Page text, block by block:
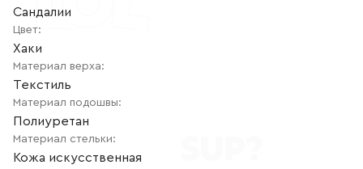
Сандалии
Цвет:
Хаки
Материал верха:
Текстиль
Материал подошвы:
Полиуретан
Материал стельки:
Кожа искусственная